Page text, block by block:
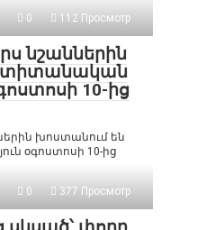
0 112 Просмотр
նշաններին
տիտանական
10-ից
խոստանում են
օգոստոսի 10-ից
0 377 Просмотр